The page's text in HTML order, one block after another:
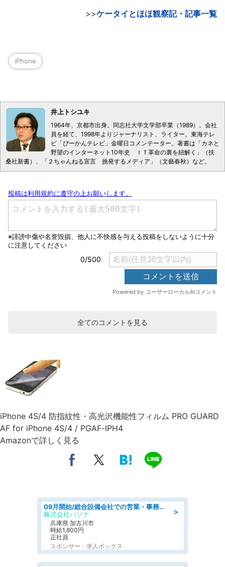
>>ケータイとほほ観察記・記事一覧
iPhone
井上トシユキ
1964年、京都市出身。同志社大学文学部卒業（1989）。会社
員を経て、1998年よりジャーナリスト、ライター。東海テレ
ビ「ぴーかんテレビ」金曜日コメンテーター。著書は「カネと
野望のインターネット10年史 ＩＴ革命の裏を紐解く」（扶
桑社新書）、「２ちゃんねる宣言 挑発するメディア」（文藝春秋）など。
全てのコメントを見る
iPhone 4S/4 防指紋性・高光沢機能性フィルム PRO GUARD
AF for iPhone 4S/4 / PGAF-IPH4
Amazonで詳しく見る
＞
09月開始/総合設備会社での営業・事務のお仕事/車通勤可/賞与あり/営業/営業事務
株式会社パソナ
兵庫県 加古川市
時給1,800円
正社員
スポンサー：求人ボックス